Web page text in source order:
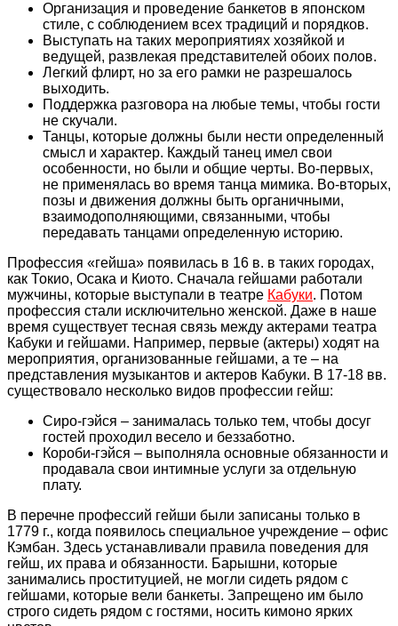
Организация и проведение банкетов в японском
стиле, с соблюдением всех традиций и порядков.
Выступать на таких мероприятиях хозяйкой и
ведущей, развлекая представителей обоих полов.
Легкий флирт, но за его рамки не разрешалось
выходить.
Поддержка разговора на любые темы, чтобы гости
не скучали.
Танцы, которые должны были нести определенный
смысл и характер. Каждый танец имел свои
особенности, но были и общие черты. Во-первых,
не применялась во время танца мимика. Во-вторых,
позы и движения должны быть органичными,
взаимодополняющими, связанными, чтобы
передавать танцами определенную историю.
Профессия «гейша» появилась в 16 в. в таких городах,
как Токио, Осака и Киото. Сначала гейшами работали
мужчины, которые выступали в театре Кабуки. Потом
профессия стали исключительно женской. Даже в наше
время существует тесная связь между актерами театра
Кабуки и гейшами. Например, первые (актеры) ходят на
мероприятия, организованные гейшами, а те – на
представления музыкантов и актеров Кабуки. В 17-18 вв.
существовало несколько видов профессии гейш:
Сиро-гэйся – занималась только тем, чтобы досуг
гостей проходил весело и беззаботно.
Короби-гэйся – выполняла основные обязанности и
продавала свои интимные услуги за отдельную
плату.
В перечне профессий гейши были записаны только в
1779 г., когда появилось специальное учреждение – офис
Кэмбан. Здесь устанавливали правила поведения для
гейш, их права и обязанности. Барышни, которые
занимались проституцией, не могли сидеть рядом с
гейшами, которые вели банкеты. Запрещено им было
строго сидеть рядом с гостями, носить кимоно ярких